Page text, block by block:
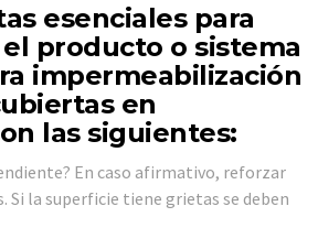
esenciales para
producto o sistema
impermeabilización
en
las siguientes:
En caso afirmativo, reforzar
Si la superficie tiene grietas se deben